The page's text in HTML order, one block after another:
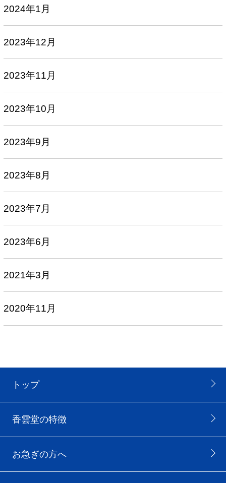
2024年1月
2023年12月
2023年11月
2023年10月
2023年9月
2023年8月
2023年7月
2023年6月
2021年3月
2020年11月
トップ
香雲堂の特徴
お急ぎの方へ